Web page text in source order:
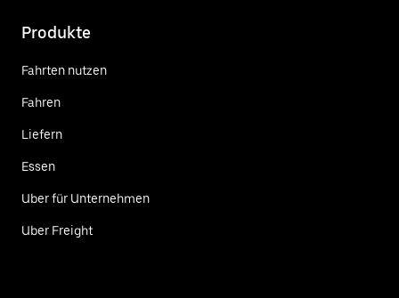
Produkte
Fahrten nutzen
Fahren
Liefern
Essen
Uber für Unternehmen
Uber Freight